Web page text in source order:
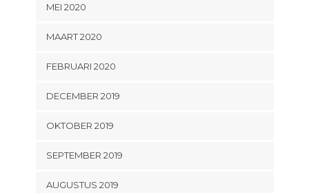
MEI 2020
MAART 2020
FEBRUARI 2020
DECEMBER 2019
OKTOBER 2019
SEPTEMBER 2019
AUGUSTUS 2019